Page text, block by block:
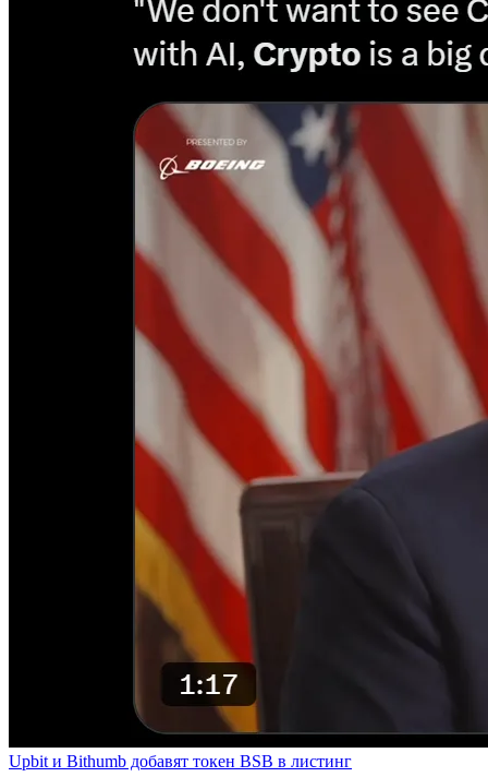
Upbit и Bithumb добавят токен BSB в листинг